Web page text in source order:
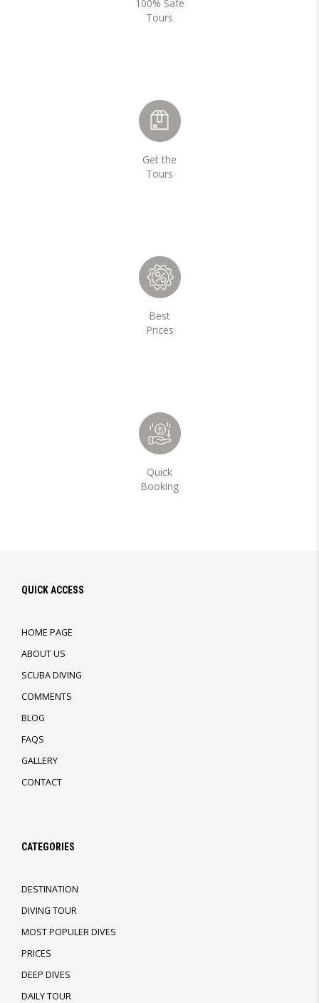
100% Safe
Tours
Get the
Tours
Best
Prices
Quick
Booking
QUICK ACCESS
HOME PAGE
ABOUT US
SCUBA DIVING
COMMENTS
BLOG
FAQS
GALLERY
CONTACT
CATEGORIES
DESTINATION
DIVING TOUR
MOST POPULER DIVES
PRICES
DEEP DIVES
DAILY TOUR